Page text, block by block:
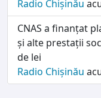
Radio Chișinău
CNAS a finanțat
și alte prestații
de lei
Radio Chișinău